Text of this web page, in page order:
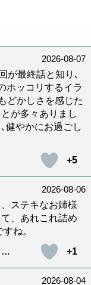
2026-08-07
が最終話と知り､
ッコリするイラ
どかしさを感じた
が多々ありまし
健やかにお過ごし
+5
2026-08-06
ステキなお姉様
、あれこれ詰め
ね。
+1
2026-08-04